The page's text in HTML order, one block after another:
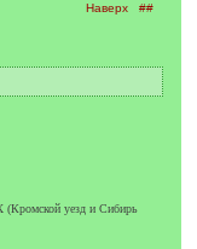
Наверх ##
уезд и Сибирь